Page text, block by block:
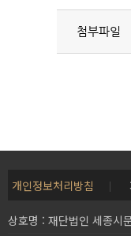
첨부파일
개인정보처리방침
상호명 : 재단법인 세종시